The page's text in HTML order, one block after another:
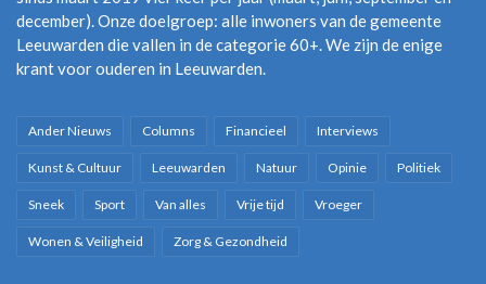
december). Onze doelgroep: alle inwoners van de gemeente
Leeuwarden die vallen in de categorie 60+. We zijn de enige
krant voor ouderen in Leeuwarden.
Ander Nieuws Columns Financieel Interviews
Kunst & Cultuur Leeuwarden Natuur Opinie Politiek
Sneek Sport Van alles Vrije tijd Vroeger
Wonen & Veiligheid Zorg & Gezondheid